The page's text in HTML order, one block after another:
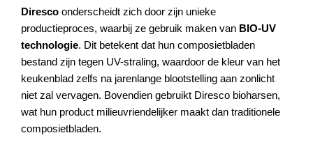
Diresco onderscheidt zich door zijn unieke
productieproces, waarbij ze gebruik maken van BIO-UV
technologie. Dit betekent dat hun composietbladen
bestand zijn tegen UV-straling, waardoor de kleur van het
keukenblad zelfs na jarenlange blootstelling aan zonlicht
niet zal vervagen. Bovendien gebruikt Diresco bioharsen,
wat hun product milieuvriendelijker maakt dan traditionele
composietbladen.